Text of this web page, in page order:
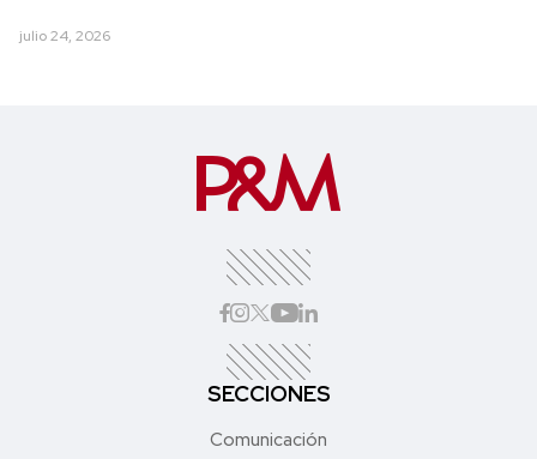
julio 24, 2026
SECCIONES
Comunicación